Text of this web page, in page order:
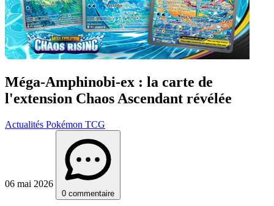
Méga-Amphinobi-ex : la carte de
l'extension Chaos Ascendant révélée
Actualités Pokémon TCG
06 mai 2026
0 commentaire